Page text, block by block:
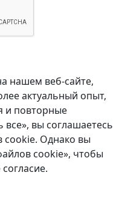
нашем веб-сайте,
актуальный опыт,
и повторные
вы соглашаетесь
cookie. Однако вы
cookie», чтобы